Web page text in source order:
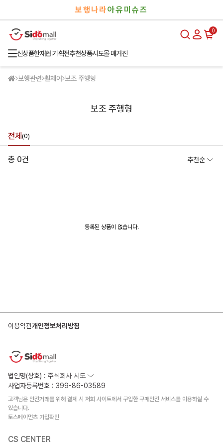
보행나라아유미슈즈
0
신상품한재협 기획전추천상품시도몰 매거진
보행관련 휠체어 보조 주행형
보조 주행형
전체 (0)
총 0건 추천순
등록된 상품이 없습니다.
이용약관개인정보처리방침
법인명(상호) : 주식회사 시도
사업자등록번호 : 399-86-03589
고객님은 안전거래를 위해 결제 시 저희 사이트에서 구입한 구매안전 서비스를 이용하실 수
있습니다.
토스페이먼츠 가입확인
CS CENTER